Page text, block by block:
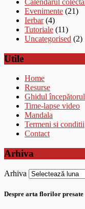
Calendarul
Evenimente (21)
Ierbar(4)
Tutoriale (11)
Uncategorised (2)
Utile
Home
Resurse
Ghidul
Time-lapse video
Mandala
Termeni si conditii
Contact
Arhiva
Arhiva
Despre arta florilor presate